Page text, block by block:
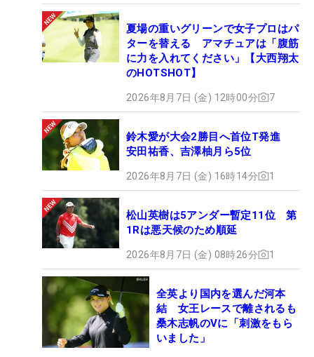
夏場の重いグリーンで女子プロはパ
ターを替える アマチュアは「腹筋
に力を入れてください」【大西翔太
のHOTSHOT】
2026年8月7日 (金) 12時00分 7
鈴木愛が大会2勝目へ首位T発進
安田祐香、吉澤柚月ら5位
2026年8月7日 (金) 16時14分 1
松山英樹は5アンダー暫定11位 第
1Rは悪天候のため順延
2026年8月7日 (金) 08時26分 1
全英より国内を選んだ河本
結 女王レースで離されるも
桑木志帆のVに「刺激をもら
いました」